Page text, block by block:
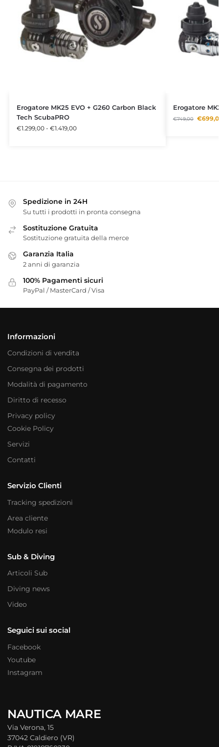
Erogatore MK25 EVO + G260 Carbon Black
Tech ScubaPRO
€1.299,00 - €1.419,00
Erogatore
€749,00 €
Spedizione in 24H
Su tutti i prodotti in pronta consegna
Sostituzione Gratuita
Sostituzione gratuita della merce
Garanzia Italia
2 anni di garanzia
100% Pagamenti sicuri
PayPal / MasterCard / Visa
Informazioni
Condizioni di vendita
Consegna dei prodotti
Modalità di pagamento
Diritto di recesso
Privacy policy
Cookie Policy
Servizi
Contatti
Servizio Clienti
Tracking spedizioni
Area cliente
Modulo resi
Sub & Diving
Articoli Sub
Diving news
Video
Seguici sui social
Facebook
Youtube
Instagram
NAUTICA MARE
Via Verona, 15
37042 Caldiero (VR)